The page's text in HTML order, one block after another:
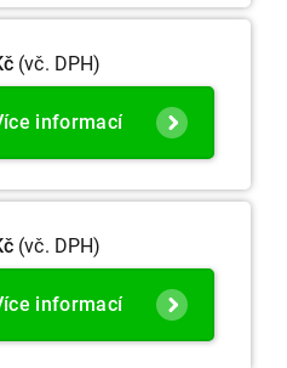
(vč. DPH)
informací
(vč. DPH)
informací